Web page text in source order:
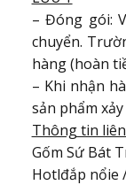
– Đóng gói:
chuyển.
hàng (hoàn
– Khi nhận
sản phẩm
Thông tin
Gốm Sứ Bát
Hotlđắp nổie